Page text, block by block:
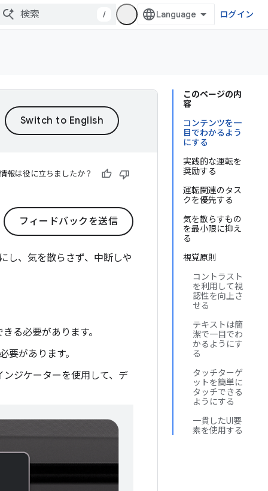
/ ログイン
このページの内
容
コンテンツを一
目でわかるよう
にする
実践的な運転を
奨励する
運転関連のタス
クを優先する
気を散らすもの
を最小限に抑え
る
視覚原則
コントラスト
を利用して視
認性を向上さ
せる
テキストは簡
潔で一目でわ
かるようにす
る
タッチターゲ
ットを簡単に
タッチできる
ようにする
一貫したUI要
素を使用する
報は役に立ちましたか？
フィードバックを送信
し、気を散らさず、中断しや
る必要があります。
があります。
ジケーターを使用して、デ